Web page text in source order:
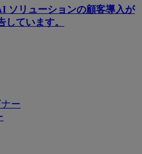
ソリューションの顧客導入が
ています。
ー